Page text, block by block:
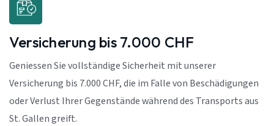
Versicherung bis 7.000 CHF
Geniessen Sie vollständige Sicherheit mit unserer
Versicherung bis 7.000 CHF, die im Falle von Beschädigungen
oder Verlust Ihrer Gegenstände während des Transports aus
St. Gallen greift.